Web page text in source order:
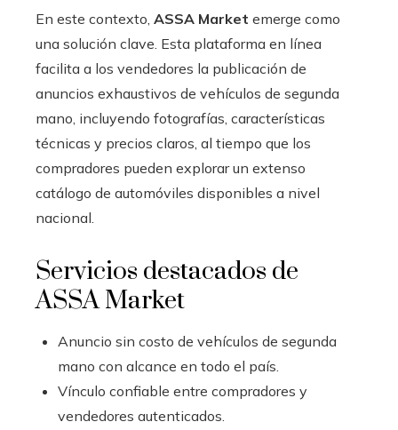
En este contexto, ASSA Market emerge como
una solución clave. Esta plataforma en línea
facilita a los vendedores la publicación de
anuncios exhaustivos de vehículos de segunda
mano, incluyendo fotografías, características
técnicas y precios claros, al tiempo que los
compradores pueden explorar un extenso
catálogo de automóviles disponibles a nivel
nacional.
Servicios destacados de
ASSA Market
Anuncio sin costo de vehículos de segunda
mano con alcance en todo el país.
Vínculo confiable entre compradores y
vendedores autenticados.